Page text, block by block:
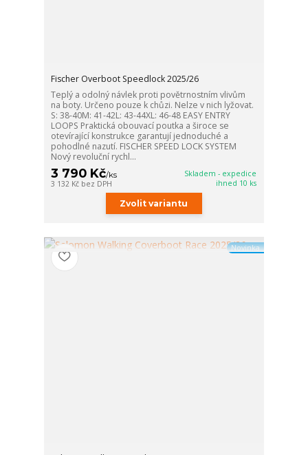
Fischer Overboot Speedlock 2025/26
Teplý a odolný návlek proti povětrnostním vlivům
na boty. Určeno pouze k chůzi. Nelze v nich lyžovat.
S: 38-40M: 41-42L: 43-44XL: 46-48 EASY ENTRY
LOOPS Praktická obouvací poutka a široce se
otevírající konstrukce garantují jednoduché a
pohodlné nazutí. FISCHER SPEED LOCK SYSTEM
Nový revoluční rychl...
3 790 Kč/ks
3 132 Kč bez DPH
Skladem - expedice
ihned 10 ks
Zvolit variantu
Novinka